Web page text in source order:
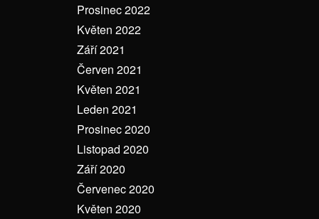
Prosinec 2022
Květen 2022
Září 2021
Červen 2021
Květen 2021
Leden 2021
Prosinec 2020
Listopad 2020
Září 2020
Červenec 2020
Květen 2020